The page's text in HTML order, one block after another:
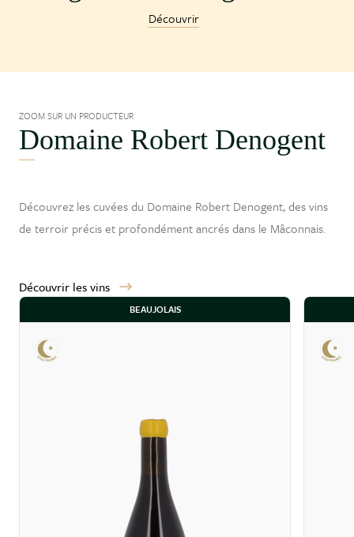
Découvrir
ZOOM SUR UN PRODUCTEUR
Domaine Robert Denogent
Découvrez les cuvées du Domaine Robert Denogent, des vins
de terroir précis et profondément ancrés dans le Mâconnais.
Découvrir les vins
BEAUJOLAIS